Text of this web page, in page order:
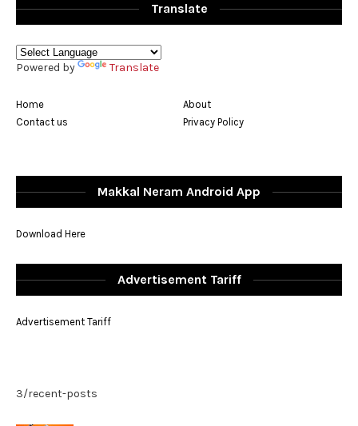
Translate
Powered by Translate
Home
About
Contact us
Privacy Policy
Makkal Neram Android App
Download Here
Advertisement Tariff
Advertisement Tariff
3/recent-posts